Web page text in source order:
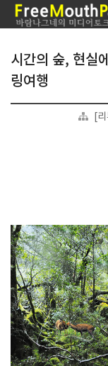
시간의 숲, 현실
링여행
[